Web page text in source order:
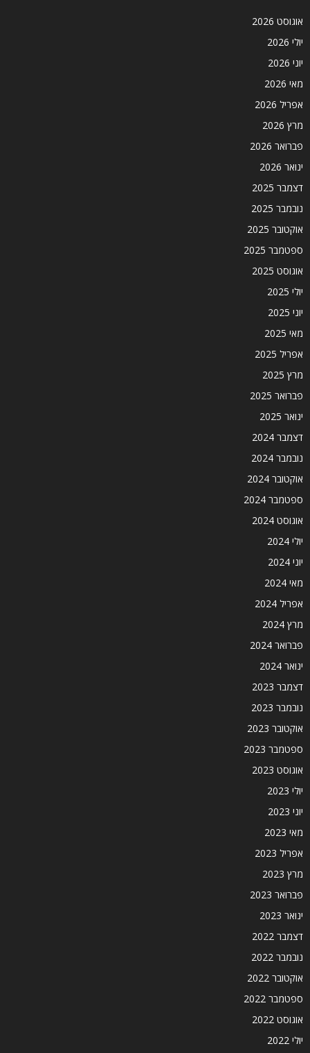
אוגוסט 2026
יולי 2026
יוני 2026
מאי 2026
אפריל 2026
מרץ 2026
פברואר 2026
ינואר 2026
דצמבר 2025
נובמבר 2025
אוקטובר 2025
ספטמבר 2025
אוגוסט 2025
יולי 2025
יוני 2025
מאי 2025
אפריל 2025
מרץ 2025
פברואר 2025
ינואר 2025
דצמבר 2024
נובמבר 2024
אוקטובר 2024
ספטמבר 2024
אוגוסט 2024
יולי 2024
יוני 2024
מאי 2024
אפריל 2024
מרץ 2024
פברואר 2024
ינואר 2024
דצמבר 2023
נובמבר 2023
אוקטובר 2023
ספטמבר 2023
אוגוסט 2023
יולי 2023
יוני 2023
מאי 2023
אפריל 2023
מרץ 2023
פברואר 2023
ינואר 2023
דצמבר 2022
נובמבר 2022
אוקטובר 2022
ספטמבר 2022
אוגוסט 2022
יולי 2022